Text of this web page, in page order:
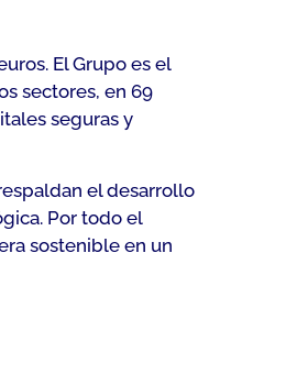
El Grupo es el
sectores, en 69
seguras y
el desarrollo
Por todo el
sostenible en un